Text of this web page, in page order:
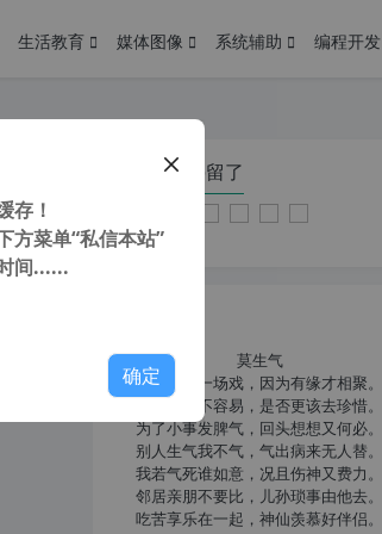
生活教育 媒体图像 系统辅助 编程开发
版
国
您在本页停留了
莫生气
人生就像一场戏，因为有缘才相聚。
相扶到老不容易，是否更该去珍惜。
为了小事发脾气，回头想想又何必。
别人生气我不气，气出病来无人替。
我若气死谁如意，况且伤神又费力。
邻居亲朋不要比，儿孙琐事由他去。
吃苦享乐在一起，神仙羡慕好伴侣。
存！
方菜单“私信本站”
间......
确定